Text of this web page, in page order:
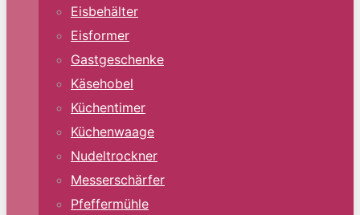
Eisbehälter
Eisformer
Gastgeschenke
Käsehobel
Küchentimer
Küchenwaage
Nudeltrockner
Messerschärfer
Pfeffermühle